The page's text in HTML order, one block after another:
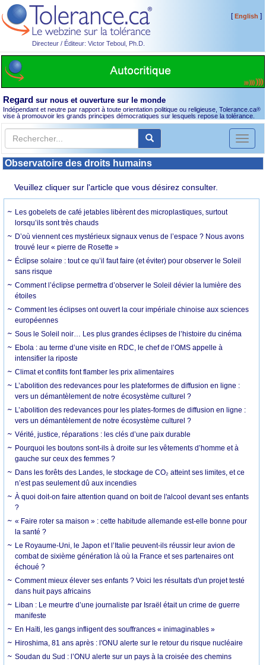
Directeur / Éditeur: Victor Teboul, Ph.D.
[English ]
Regard sur nous et ouverture sur le monde
Indépendant et neutre par rapport à toute orientation politique ou religieuse, Tolerance.ca®
vise à promouvoir les grands principes démocratiques sur lesquels repose la tolérance.
Toggle
Observatoire des droits humains
Veuillez cliquer sur l'article que vous désirez consulter.
Les gobelets de café jetables libèrent des microplastiques, surtout
lorsqu’ils sont très chauds
D’où viennent ces mystérieux signaux venus de l’espace ? Nous avons
trouvé leur « pierre de Rosette »
Éclipse solaire : tout ce qu’il faut faire (et éviter) pour observer le Soleil
sans risque
Comment l’éclipse permettra d’observer le Soleil dévier la lumière des
étoiles
Comment les éclipses ont ouvert la cour impériale chinoise aux sciences
européennes
Sous le Soleil noir… Les plus grandes éclipses de l’histoire du cinéma
Ebola : au terme d’une visite en RDC, le chef de l’OMS appelle à
intensifier la riposte
Climat et conflits font flamber les prix alimentaires
L’abolition des redevances pour les plateformes de diffusion en ligne :
vers un démantèlement de notre écosystème culturel ?
L’abolition des redevances pour les plates-formes de diffusion en ligne :
vers un démantèlement de notre écosystème culturel ?
Vérité, justice, réparations : les clés d’une paix durable
Pourquoi les boutons sont-ils à droite sur les vêtements d’homme et à
gauche sur ceux des femmes ?
Dans les forêts des Landes, le stockage de CO₂ atteint ses limites, et ce
n’est pas seulement dû aux incendies
À quoi doit-on faire attention quand on boit de l'alcool devant ses enfants
?
« Faire roter sa maison » : cette habitude allemande est-elle bonne pour
la santé ?
Le Royaume-Uni, le Japon et l’Italie peuvent-ils réussir leur avion de
combat de sixième génération là où la France et ses partenaires ont
échoué ?
Comment mieux élever ses enfants ? Voici les résultats d'un projet testé
dans huit pays africains
Liban : Le meurtre d’une journaliste par Israël était un crime de guerre
manifeste
En Haïti, les gangs infligent des souffrances « inimaginables »
Hiroshima, 81 ans après : l'ONU alerte sur le retour du risque nucléaire
Soudan du Sud : l’ONU alerte sur un pays à la croisée des chemins